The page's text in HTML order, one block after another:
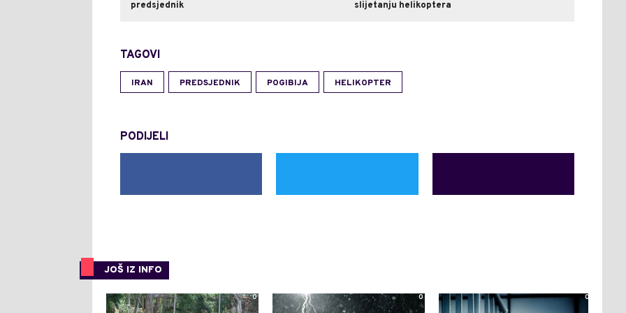
predsjednik
slijetanju helikoptera
TAGOVI
IRAN PREDSJEDNIK POGIBIJA HELIKOPTER
PODIJELI
JOŠ IZ INFO
0 0 0